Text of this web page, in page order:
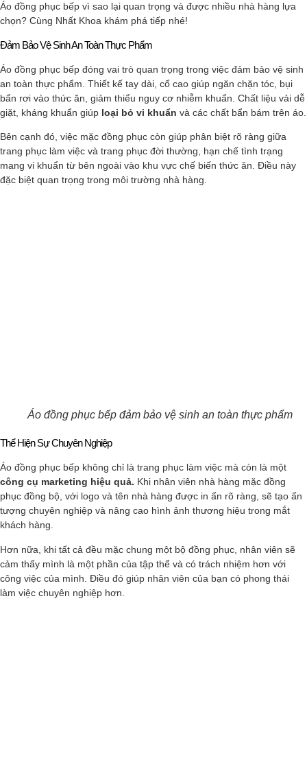
Áo đồng phục bếp vì sao lại quan trọng và được nhiều nhà hàng lựa
chọn? Cùng Nhất Khoa khám phá tiếp nhé!
Đảm Bảo Vệ Sinh An Toàn Thực Phẩm
Áo đồng phục bếp đóng vai trò quan trọng trong việc đảm bảo vệ sinh
an toàn thực phẩm. Thiết kế tay dài, cổ cao giúp ngăn chặn tóc, bụi
bẩn rơi vào thức ăn, giảm thiểu nguy cơ nhiễm khuẩn. Chất liệu vải dễ
giặt, kháng khuẩn giúp loại bỏ vi khuẩn và các chất bẩn bám trên áo.
Bên cạnh đó, việc mặc đồng phục còn giúp phân biệt rõ ràng giữa
trang phục làm việc và trang phục đời thường, hạn chế tình trạng
mang vi khuẩn từ bên ngoài vào khu vực chế biến thức ăn. Điều này
đặc biệt quan trọng trong môi trường nhà hàng.
Áo đồng phục bếp đảm bảo vệ sinh an toàn thực phẩm
Thể Hiện Sự Chuyên Nghiệp
Áo đồng phục bếp không chỉ là trang phục làm việc mà còn là một
công cụ marketing hiệu quả. Khi nhân viên nhà hàng mặc đồng
phục đồng bộ, với logo và tên nhà hàng được in ấn rõ ràng, sẽ tạo ấn
tượng chuyên nghiệp và nâng cao hình ảnh thương hiệu trong mắt
khách hàng.
Hơn nữa, khi tất cả đều mặc chung một bộ đồng phục, nhân viên sẽ
cảm thấy mình là một phần của tập thể và có trách nhiệm hơn với
công việc của mình. Điều đó giúp nhân viên của bạn có phong thái
làm việc chuyên nghiệp hơn.